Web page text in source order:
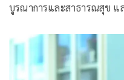
บูรณาการและสาธารณสุข